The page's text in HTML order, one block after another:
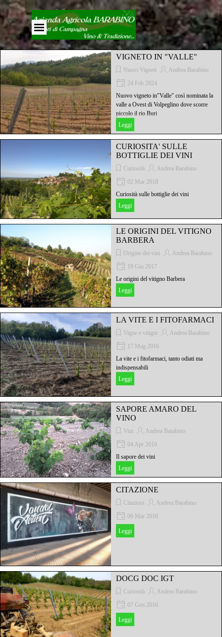
Vai ai contenuti
Salta menù
VIGNETO IN "VALLE"
Nuovi Vigneti
Andrea Barabino
24 Feb 2024
Nuovo vigneto in"Valle" così nominata la
valle a Ovest di Volpeglino dove scorre
piccolo il rio Buri
Leggi
CURIOSITA' SULLE
BOTTIGLIE DEI VINI
Curiosità
Andrea Barabino
02 Mar 2018
Curiosità sulle bottiglie dei vini
Leggi
LE ORIGINI DEL VITIGNO
BARBERA
Origine dei vini
Andrea Barabino
19 Giu 2017
Le origini del vitigno Barbera
Leggi
LA VITE E I FITOFARMACI
Vigne e vitigni
Andrea Barabino
17 Mag 2016
La vite e i fitofarmaci, tanto odiati ma
indispensabili
Leggi
SAPORE AMARO DEL
VINO
Vini
Andrea Barabino
04 Apr 2016
Il sapore dei vini
Leggi
CITAZIONE
Citazioni
Andrea Barabino
06 Mar 2016
Leggi
DOCG DOC IGT
Curiosità
Andrea Barabino
07 Gen 2016
Leggi